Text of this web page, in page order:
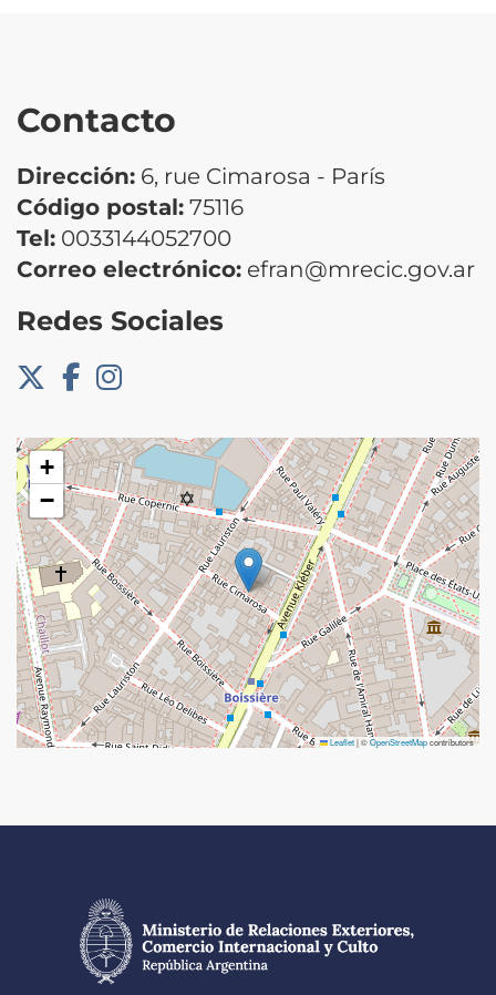
Contacto
Dirección: 6, rue Cimarosa - París
Código postal: 75116
Tel: 0033144052700
Correo electrónico: efran@mrecic.gov.ar
Redes Sociales
+
−
Leaflet|©OpenStreetMapcontributors